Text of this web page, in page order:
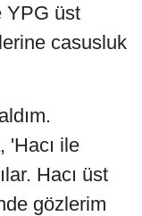
YPG üst
casusluk
'Hacı ile
Hacı üst
gözlerim